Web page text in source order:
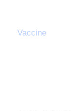
Vaccine